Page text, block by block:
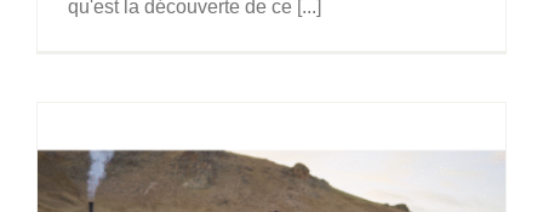
qu'est la découverte de ce [...]